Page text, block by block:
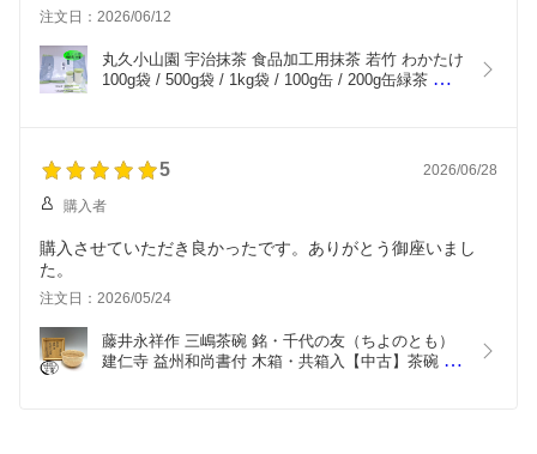
注文日：2026/06/12
丸久小山園 宇治抹茶 食品加工用抹茶 若竹 わかたけ
100g袋 / 500g袋 / 1kg袋 / 100g缶 / 200g缶緑茶 粉末
5 2026/06/28
購入者
購入させていただき良かったです。ありがとう御座いまし
た。
注文日：2026/05/24
藤井永祥作 三嶋茶碗 銘・千代の友（ちよのとも）
建仁寺 益州和尚書付 木箱・共箱入【中古】茶碗 高